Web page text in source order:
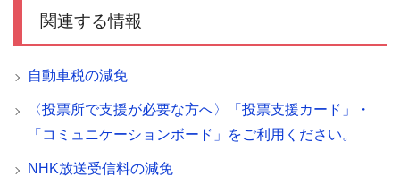
関連する情報
自動車税の減免
〈投票所で支援が必要な方へ〉「投票支援カード」・
「コミュニケーションボード」をご利用ください。
NHK放送受信料の減免